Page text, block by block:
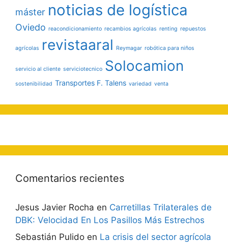
máster noticias de logística
Oviedo reacondicionamiento recambios agrícolas renting repuestos
agrícolas revistaaral Reymagar robótica para niños
servicio al cliente serviciotecnico Solocamion
sostenibilidad Transportes F. Talens variedad venta
Comentarios recientes
Jesus Javier Rocha en Carretillas Trilaterales de
DBK: Velocidad En Los Pasillos Más Estrechos
Sebastián Pulido en La crisis del sector agrícola